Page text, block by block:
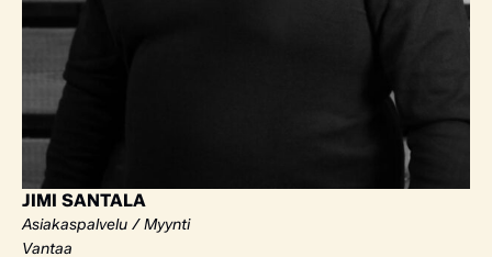
JIMI SANTALA
Asiakaspalvelu / Myynti
Vantaa